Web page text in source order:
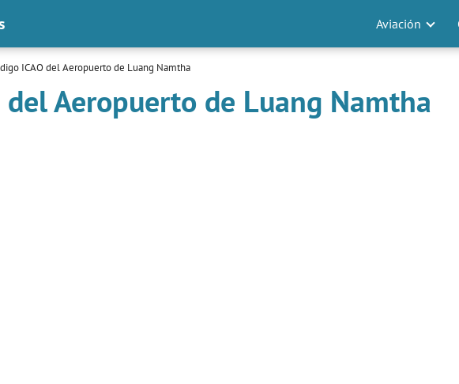
Aviación
ICAO del Aeropuerto de Luang Namtha
del Aeropuerto de Luang Namtha